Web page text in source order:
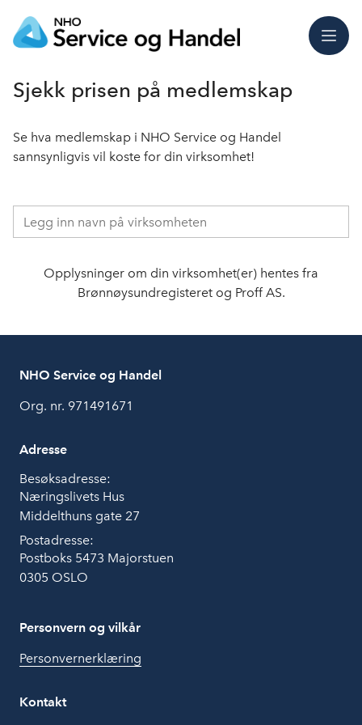
Meny
Sjekk prisen på medlemskap
Se hva medlemskap i NHO Service og Handel
sannsynligvis vil koste for din virksomhet!
Opplysninger om din virksomhet(er) hentes fra
Brønnøysundregisteret og Proff AS.
NHO Service og Handel
Org. nr. 971491671
Adresse
Besøksadresse:
Næringslivets Hus
Middelthuns gate 27
Postadresse:
Postboks 5473 Majorstuen
0305 OSLO
Personvern og vilkår
Personvernerklæring
Kontakt